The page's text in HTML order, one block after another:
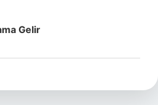
Gelir